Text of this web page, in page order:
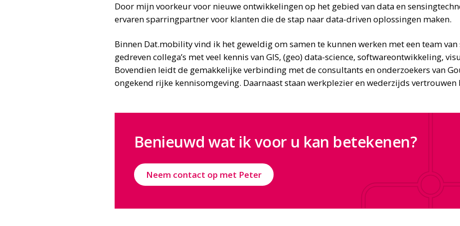
Door mijn voorkeur voor nieuwe ontwikkelingen op het gebied van data en
ervaren sparringpartner voor klanten die de stap naar data-driven oplossingen maken.
Binnen Dat.mobility vind ik het geweldig om samen te kunnen werken met een team
gedreven collega’s met veel kennis van GIS, (geo) data-science, softwareontwikkeling,
Bovendien leidt de gemakkelijke verbinding met de consultants en onderzoekers van
ongekend rijke kennisomgeving. Daarnaast staan werkplezier en wederzijds
Benieuwd wat ik voor u kan betekenen?
Neem contact op met Peter